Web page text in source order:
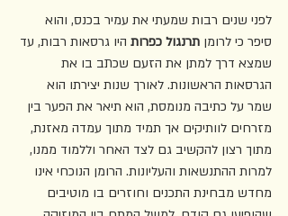
לפני שנים רבות שמעתי את עמיר בכנס, והוא
סיפר כי לרומן תרנגול כפרות היו גרסאות רבות, עד
שמצא דרך למתן את הזעם שכתב בו את
הגרסאות הראשונות. לאורך שנות יצירתו הוא
שמר על כתיבה מנומסת, הוא תיאר את הפער בין
מזרחים לוותיקים אך תמיד מתוך עמדה מאזנת,
מתוך רצון להקשיב גם לצד האחר וללמוד ממנו,
למרות ההתנשאות והעליונות. הרומן הנוכחי אינו
מחדש מבחינת התכנים וחוזרים בו מוטיבים